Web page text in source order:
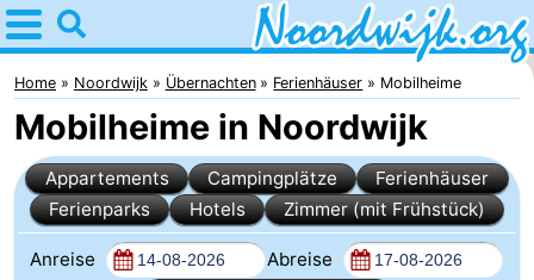
Home
Noordwijk
Tipps
Für
Kindern
Übernachten
Home Noordwijk Übernachten Ferienhäuser Mobilheime
Mobilheime in Noordwijk
Appartements Campingplätze
Ferienhäuser
Ferienparks
Hotels Zimmer (mit Frühstück)
Anreise Abreise